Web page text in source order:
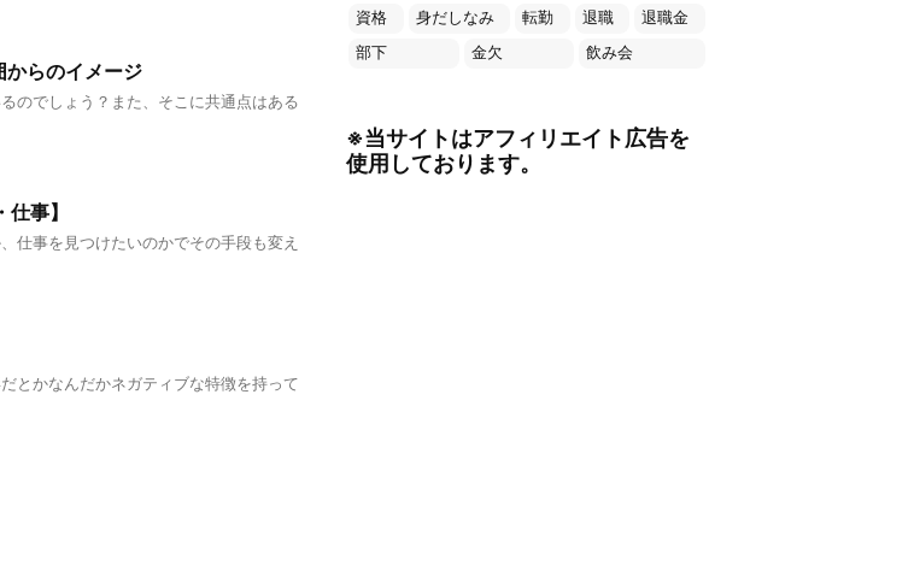
からのイメージ
のでしょう？また、そこに共通点はある
事】
仕事を見つけたいのかでその手段も変え
とかなんだかネガティブな特徴を持って
資格
身だしなみ 転勤 退職
退職金
部下
金欠 飲み会
※当サイトはアフィリエイト広告を
使用しております。